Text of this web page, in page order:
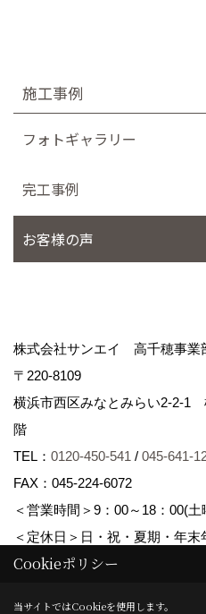
施工事例
フォトギャラリー
完工事例
お客様の声
株式会社サンエイ 高千穂事業
〒220-8109
横浜市西区みなとみらい2-2-1
階
TEL： 0120-450-541 / 045-641-
FAX：045-224-6072
＜営業時間＞9：00～18：00(
＜定休日＞日・祝・夏期・年末
Copyright (c) Sanei corp. All Rights
Cookieポリシー
当サイトではCookieを使用します。